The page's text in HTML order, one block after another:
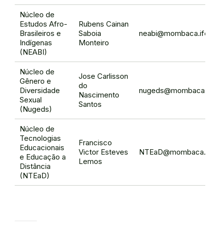
Núcleo de
Estudos Afro-
Brasileiros e
Indígenas
(NEABI)
Rubens Cainan
Saboia
Monteiro
Núcleo de
Gênero e
Diversidade
Sexual
(Nugeds)
Jose Carlisson
do
Nascimento
Santos
Núcleo de
Tecnologias
Educacionais
e Educação a
Distância
(NTEaD)
Francisco
Victor Esteves
Lemos